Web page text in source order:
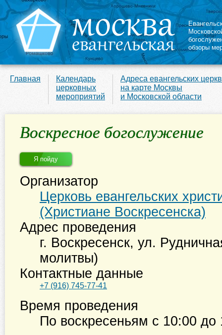
обзоры
Главная
Календарь
церковных
мероприятий
Адреса евангельских
на карте Москвы
и Московской области
Воскресное богослужение
Я пойду
Организатор
Церковь евангельских
(Христиане Воскресенска)
Адрес проведения
г. Воскресенск, ул.
молитвы)
Контактные данные
+7 (916) 745-77-41
Время проведения
По воскресеньям с 10:00 до